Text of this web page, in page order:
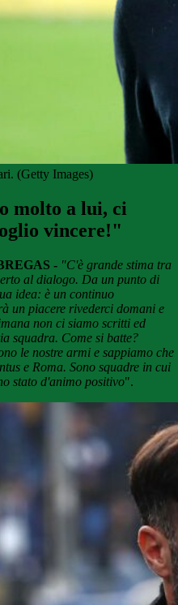
(Getty Images)
molto a lui, ci
vincere!"
- "C'è grande stima tra
al dialogo. Da un punto di
idea: è un continuo
un piacere rivederci domani e
non ci siamo scritti ed
squadra. Come si batte?
le nostre armi e sappiamo che
e Roma. Sono squadre in cui
stato d'animo positivo".